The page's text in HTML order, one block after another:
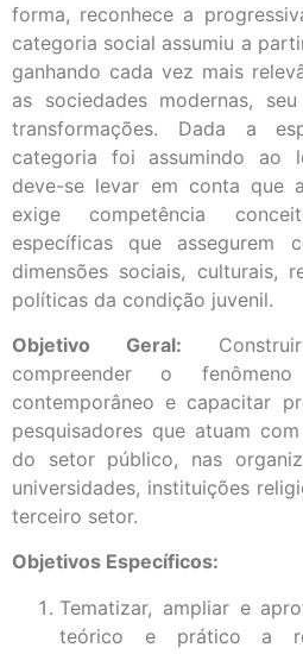
forma, reconhece a
categoria social assumiu a
ganhando cada vez mais
as sociedades modernas,
transformações. Dada a
categoria foi assumindo ao
deve-se levar em conta que
exige competência
específicas que assegurem
dimensões sociais, culturais,
políticas da condição juvenil.
Objetivo Geral:
compreender o
contemporâneo e capacitar
pesquisadores que atuam
do setor público, nas
universidades, instituições
terceiro setor.
Objetivos Específicos:
Tematizar, ampliar e
teórico e prático a